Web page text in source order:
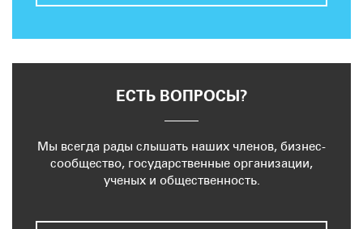
ЕСТЬ ВОПРОСЫ?
Мы всегда рады слышать наших членов, бизнес-
сообщество, государственные организации,
ученых и общественность.